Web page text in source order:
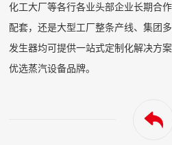
化工大厂等各行各业头部企业长期合
配套，还是大型工厂整条产线、集团
发生器均可提供一站式定制化解决方
优选蒸汽设备品牌。